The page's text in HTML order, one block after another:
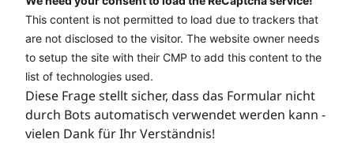
This content is not permitted to load due to trackers that
are not disclosed to the visitor. The website owner needs
to setup the site with their CMP to add this content to the
list of technologies used.
Diese Frage stellt sicher, dass das Formular nicht
durch Bots automatisch verwendet werden kann -
vielen Dank für Ihr Verständnis!